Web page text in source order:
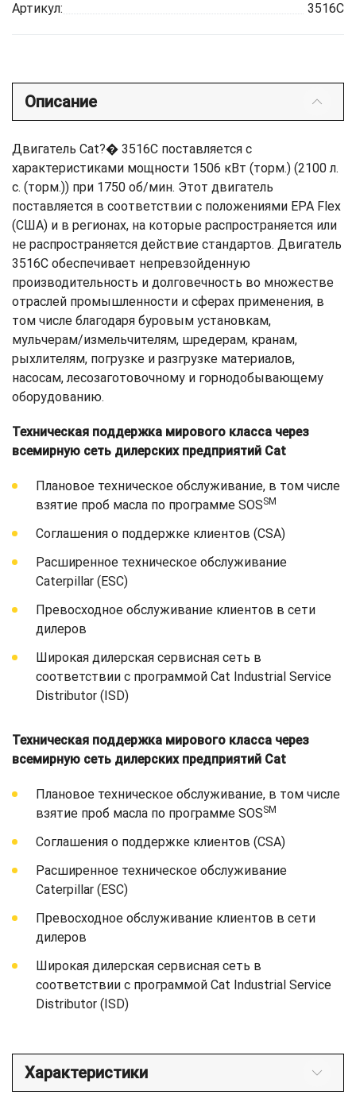
Артикул:
3516C
Описание
Двигатель Cat?� 3516C поставляется с
характеристиками мощности 1506 кВт (торм.) (2100 л.
с. (торм.)) при 1750 об/мин. Этот двигатель
поставляется в соответствии с положениями EPA Flex
(США) и в регионах, на которые распространяется или
не распространяется действие стандартов. Двигатель
3516C обеспечивает непревзойденную
производительность и долговечность во множестве
отраслей промышленности и сферах применения, в
том числе благодаря буровым установкам,
мульчерам/измельчителям, шредерам, кранам,
рыхлителям, погрузке и разгрузке материалов,
насосам, лесозаготовочному и горнодобывающему
оборудованию.
Техническая поддержка мирового класса через
всемирную сеть дилерских предприятий Cat
Плановое техническое обслуживание, в том числе
взятие проб масла по программе SOSSM
Соглашения о поддержке клиентов (CSA)
Расширенное техническое обслуживание
Caterpillar (ESC)
Превосходное обслуживание клиентов в сети
дилеров
Широкая дилерская сервисная сеть в
соответствии с программой Cat Industrial Service
Distributor (ISD)
Техническая поддержка мирового класса через
всемирную сеть дилерских предприятий Cat
Плановое техническое обслуживание, в том числе
взятие проб масла по программе SOSSM
Соглашения о поддержке клиентов (CSA)
Расширенное техническое обслуживание
Caterpillar (ESC)
Превосходное обслуживание клиентов в сети
дилеров
Широкая дилерская сервисная сеть в
соответствии с программой Cat Industrial Service
Distributor (ISD)
Характеристики